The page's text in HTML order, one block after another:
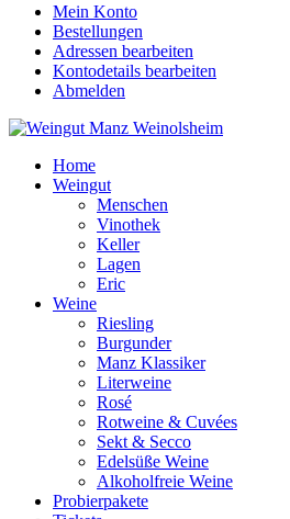
Mein Konto
Bestellungen
Adressen bearbeiten
Kontodetails bearbeiten
Abmelden
Home
Weingut
Menschen
Vinothek
Keller
Lagen
Eric
Weine
Riesling
Burgunder
Manz Klassiker
Literweine
Rosé
Rotweine & Cuvées
Sekt & Secco
Edelsüße Weine
Alkoholfreie Weine
Probierpakete